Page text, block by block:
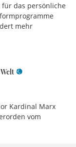
für das persönliche
mehr
Kardinal Marx
vom